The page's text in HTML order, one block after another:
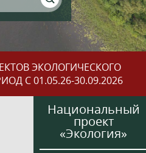
ЭКОЛОГИЧЕСКОГО
С 01.05.26-30.09.2026
Национальный
проект
«Экология»